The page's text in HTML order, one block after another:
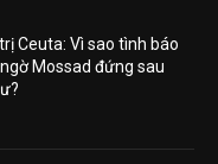
Ceuta: Vì sao tình báo
Mossad đứng sau